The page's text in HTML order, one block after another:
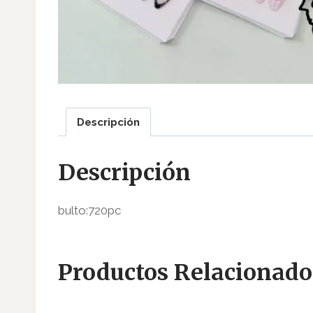
Descripción
Descripción
bulto:720pc
Productos